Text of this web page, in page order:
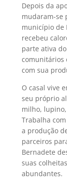
Depois da
mudaram-se
município de
recebeu
parte ativa
comunitários
com sua
O casal vive
seu próprio
milho,
Trabalha
a produção
parceiros
Bernadete
suas
abundantes.